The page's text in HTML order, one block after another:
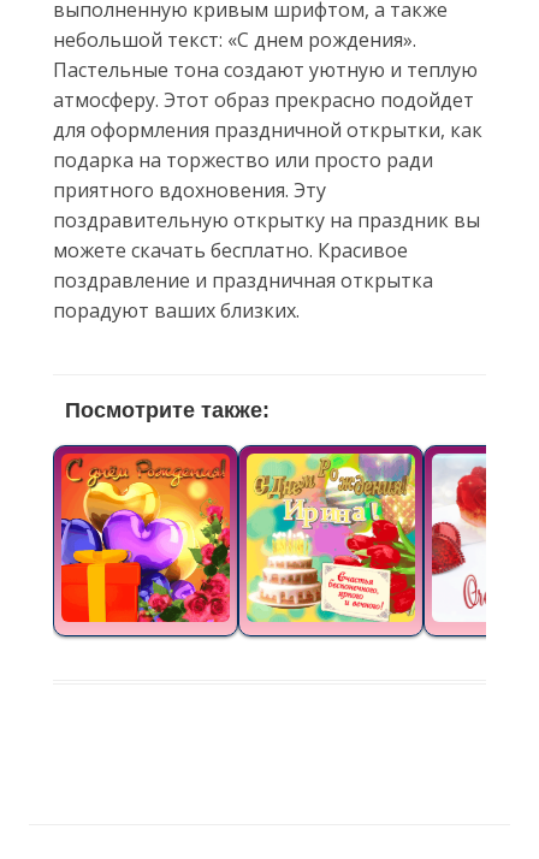
выполненную кривым шрифтом, а также
небольшой текст: «С днем рождения».
Пастельные тона создают уютную и теплую
атмосферу. Этот образ прекрасно подойдет
для оформления праздничной открытки, как
подарка на торжество или просто ради
приятного вдохновения. Эту
поздравительную открытку на праздник вы
можете скачать бесплатно. Красивое
поздравление и праздничная открытка
порадуют ваших близких.
Посмотрите также: